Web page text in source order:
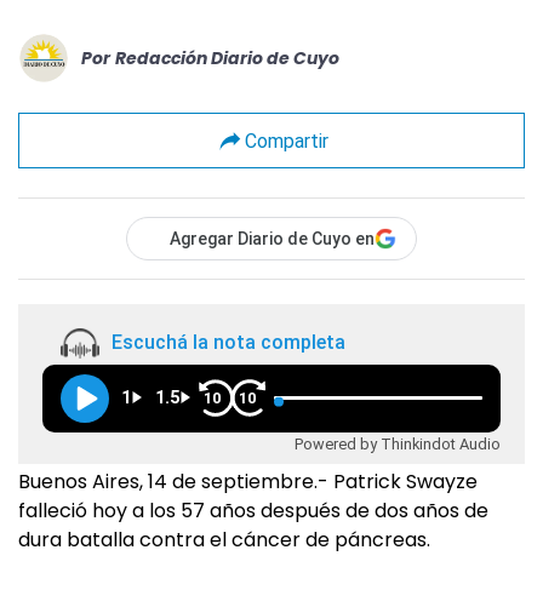
Por Redacción Diario de Cuyo
Compartir
Agregar Diario de Cuyo en
Escuchá la nota completa
1 1.5 10 10
Powered by Thinkindot Audio
Buenos Aires, 14 de septiembre.- Patrick Swayze
falleció hoy a los 57 años después de dos años de
dura batalla contra el cáncer de páncreas.